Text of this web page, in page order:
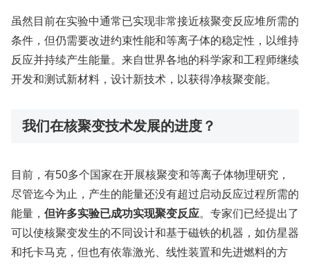
虽然目前在实验中通常已实现非常接近核聚变反应堆所需的
条件，但仍需要改进约束性能和等离子体的稳定性，以维持
反应并持续产生能量。来自世界各地的科学家和工程师继续
开发和测试新材料，设计新技术，以获得净核聚变能。
我们在核聚变技术发展的进度？
目前，有50多个国家在开展核聚变和等离子体物理研究，
尽管迄今为止，产生的能量还没有超过启动反应过程所需的
能量， 但许多实验已成功实现聚变反应。专家们已经提出了
可以使核聚变发生的不同设计和基于磁铁的机器，如仿星器
和托卡马克，但也有依靠激光、线性装置和先进燃料的方